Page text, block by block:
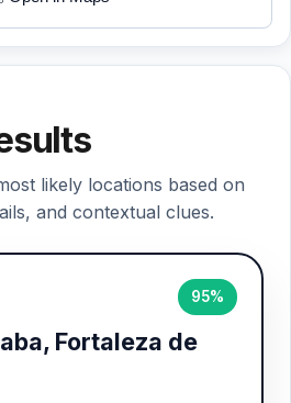
likely locations based on
and contextual clues.
95%
Fortaleza de